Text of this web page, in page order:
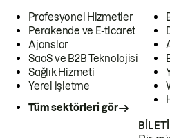
Profesyonel Hizmetler
Perakende ve E-ticaret
Ajanslar
SaaS ve B2B Teknolojisi
Sağlık Hizmeti
Yerel işletme
Tüm sektörleri gör